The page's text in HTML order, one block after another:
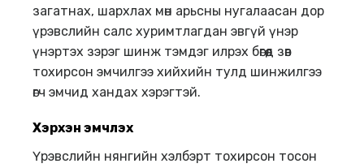
загатнах, шархлах мөн арьсны нугалаасан дор
үрэвслийн салс хуримтлагдан эвгүй үнэр
үнэртэх зэрэг шинж тэмдэг илрэх бөгөөд зөв
тохирсон эмчилгээ хийхийн тулд шинжилгээ
өгч эмчид хандах хэрэгтэй.
Хэрхэн эмчлэх
Үрэвслийн нянгийн хэлбэрт тохирсон тосон